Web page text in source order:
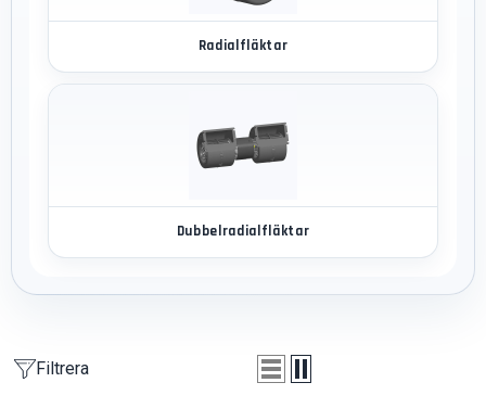
Radialfläktar
Dubbelradialfläktar
Filtrera